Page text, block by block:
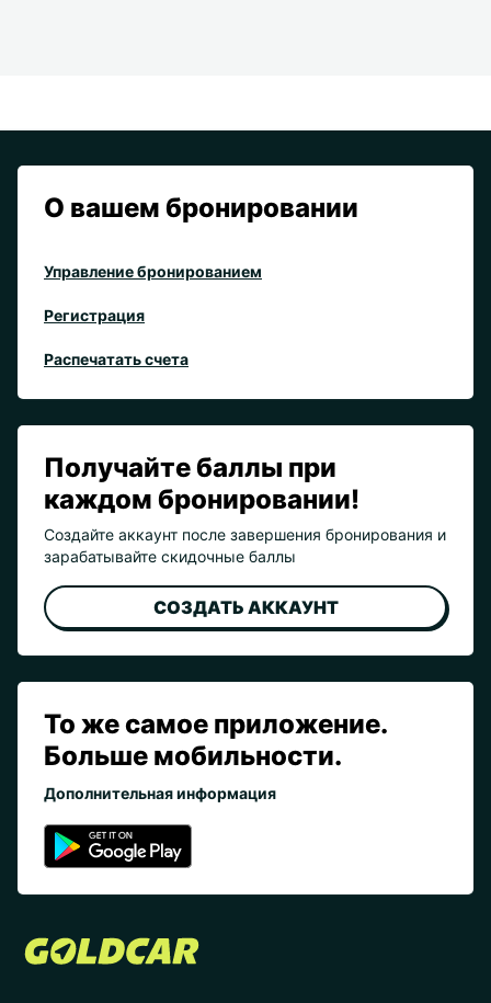
О вашем бронировании
Управление бронированием
Регистрация
Распечатать счета
Получайте баллы при
каждом бронировании!
Создайте аккаунт после завершения бронирования и
зарабатывайте скидочные баллы
СОЗДАТЬ АККАУНТ
То же самое приложение.
Больше мобильности.
Дополнительная информация